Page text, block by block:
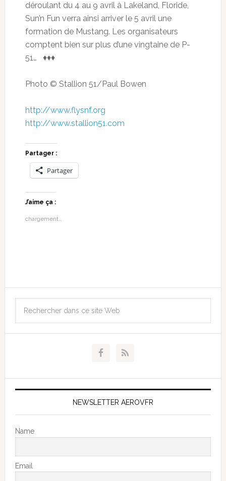
déroulant du 4 au 9 avril à Lakeland, Floride,
Sun’n Fun verra ainsi arriver le 5 avril une
formation de Mustang. Les organisateurs
comptent bien sur plus d’une vingtaine de P-
51… ♦♦♦
Photo © Stallion 51/Paul Bowen
http://www.flysnf.org
http://www.stallion51.com
Partager :
Partager
J’aime ça :
chargement…
NEWSLETTER AEROVFR
Name
Email